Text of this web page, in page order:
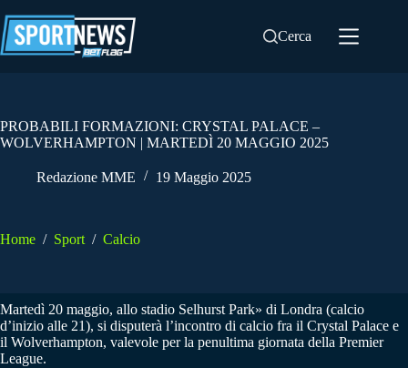
al
contenuto
Cerca
PROBABILI FORMAZIONI: CRYSTAL PALACE –
WOLVERHAMPTON | MARTEDÌ 20 MAGGIO 2025
Redazione MME 19 Maggio 2025
Home / Sport / Calcio
Martedì 20 maggio, allo stadio Selhurst Park» di Londra (calcio
d’inizio alle 21), si disputerà l’incontro di calcio fra il Crystal Palace e
il Wolverhampton, valevole per la penultima giornata della Premier
League.